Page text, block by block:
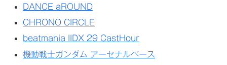
DANCE aROUND
CHRONO CIRCLE
beatmania IIDX 29 CastHour
機動戦士ガンダム アーセナルベース